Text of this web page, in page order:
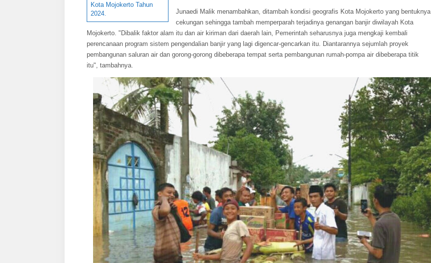
Kota Mojokerto Tahun
2024.
Junaedi Malik menambahkan, ditambah kondisi geografis Kota Mojokerto yang bentuknya
cekungan sehingga tambah memperparah terjadinya genangan banjir diwilayah Kota
Mojokerto. "Dibalik faktor alam itu dan air kiriman dari daerah lain, Pemerintah seharusnya juga mengkaji kembali
perencanaan program sistem pengendalian banjir yang lagi digencar-gencarkan itu. Diantarannya sejumlah proyek
pembangunan saluran air dan gorong-gorong dibeberapa tempat serta pembangunan rumah-pompa air dibeberapa titik
itu", tambahnya.